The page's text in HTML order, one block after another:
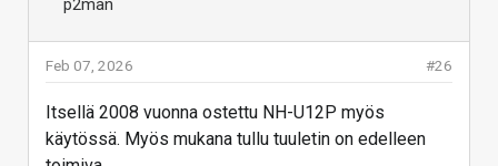
datatronic.fi
#26
Feb 07, 2026
Itsellä 2008 vuonna ostettu NH-U12P myös
käytössä. Myös mukana tullu tuuletin on edelleen